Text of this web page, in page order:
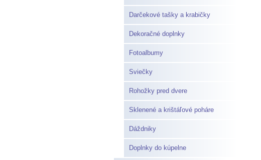
Darčekové tašky a krabičky
Dekoračné doplnky
Fotoalbumy
Sviečky
Rohožky pred dvere
Sklenené a krištáľové poháre
Dáždniky
Doplnky do kúpelne